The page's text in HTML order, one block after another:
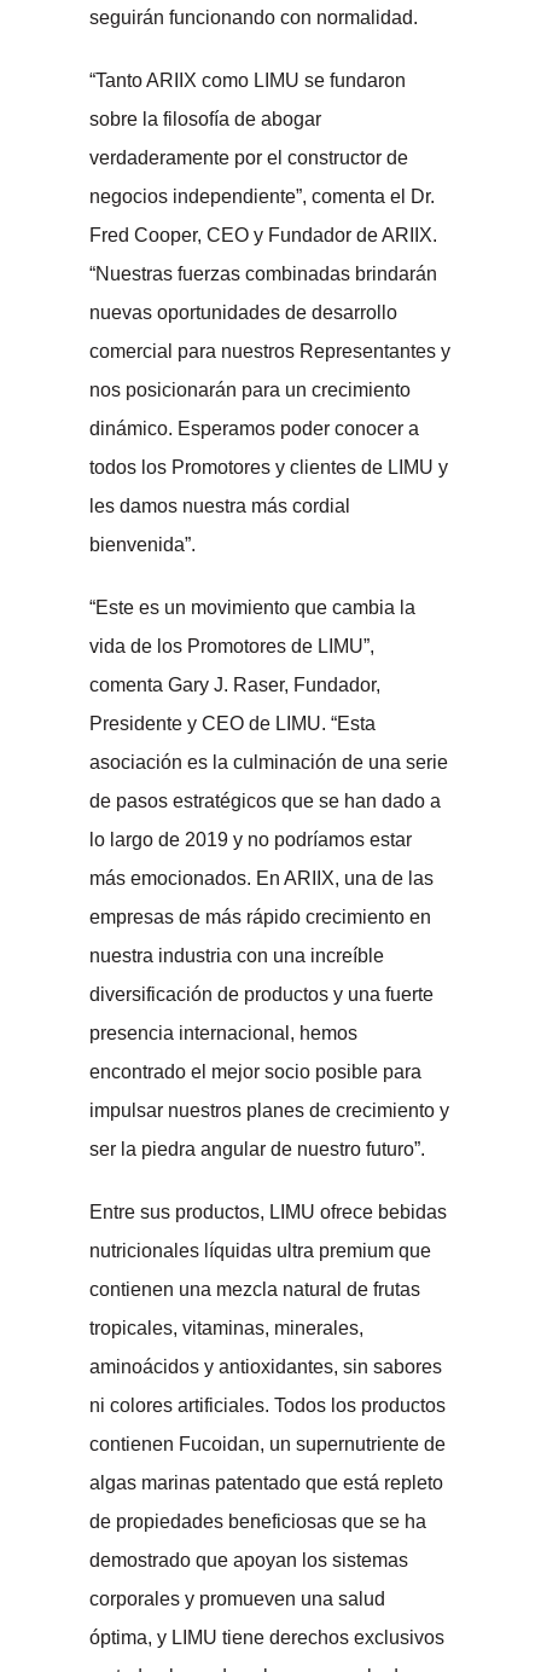
seguirán funcionando con normalidad.
“Tanto ARIIX como LIMU se fundaron
sobre la filosofía de abogar
verdaderamente por el constructor de
negocios independiente”, comenta el Dr.
Fred Cooper, CEO y Fundador de ARIIX.
“Nuestras fuerzas combinadas brindarán
nuevas oportunidades de desarrollo
comercial para nuestros Representantes y
nos posicionarán para un crecimiento
dinámico. Esperamos poder conocer a
todos los Promotores y clientes de LIMU y
les damos nuestra más cordial
bienvenida”.
“Este es un movimiento que cambia la
vida de los Promotores de LIMU”,
comenta Gary J. Raser, Fundador,
Presidente y CEO de LIMU. “Esta
asociación es la culminación de una serie
de pasos estratégicos que se han dado a
lo largo de 2019 y no podríamos estar
más emocionados. En ARIIX, una de las
empresas de más rápido crecimiento en
nuestra industria con una increíble
diversificación de productos y una fuerte
presencia internacional, hemos
encontrado el mejor socio posible para
impulsar nuestros planes de crecimiento y
ser la piedra angular de nuestro futuro”.
Entre sus productos, LIMU ofrece bebidas
nutricionales líquidas ultra premium que
contienen una mezcla natural de frutas
tropicales, vitaminas, minerales,
aminoácidos y antioxidantes, sin sabores
ni colores artificiales. Todos los productos
contienen Fucoidan, un supernutriente de
algas marinas patentado que está repleto
de propiedades beneficiosas que se ha
demostrado que apoyan los sistemas
corporales y promueven una salud
óptima, y LIMU tiene derechos exclusivos